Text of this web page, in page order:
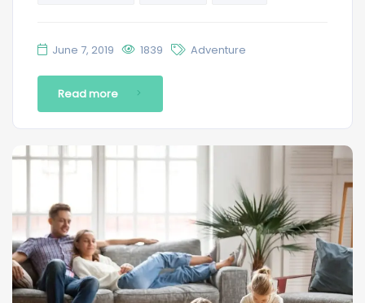
June 7, 2019 1839 Adventure
Read more